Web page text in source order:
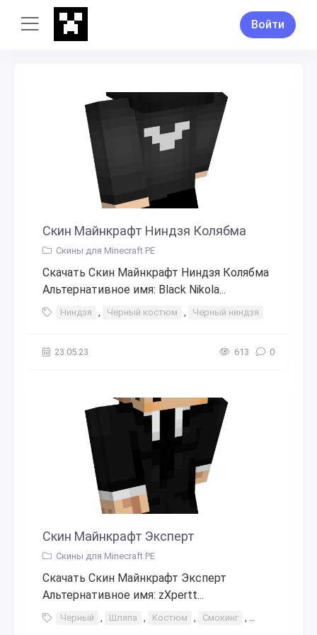
Войти
Скин Майнкрафт Ниндзя Колябма
Скины для Minecraft PE
Скачать Скин Майнкрафт Ниндзя Колябма
Альтернативное имя: Black Nikola...
Ниндзя , Черный костюм , Черный ниндзя
23.05.23 613 0
Скин Майнкрафт Эксперт
Скины для Minecraft PE
Скачать Скин Майнкрафт Эксперт
Альтернативное имя: zXpertt...
Черный , Шляпа , Костюм , Смокинг , Бизнес